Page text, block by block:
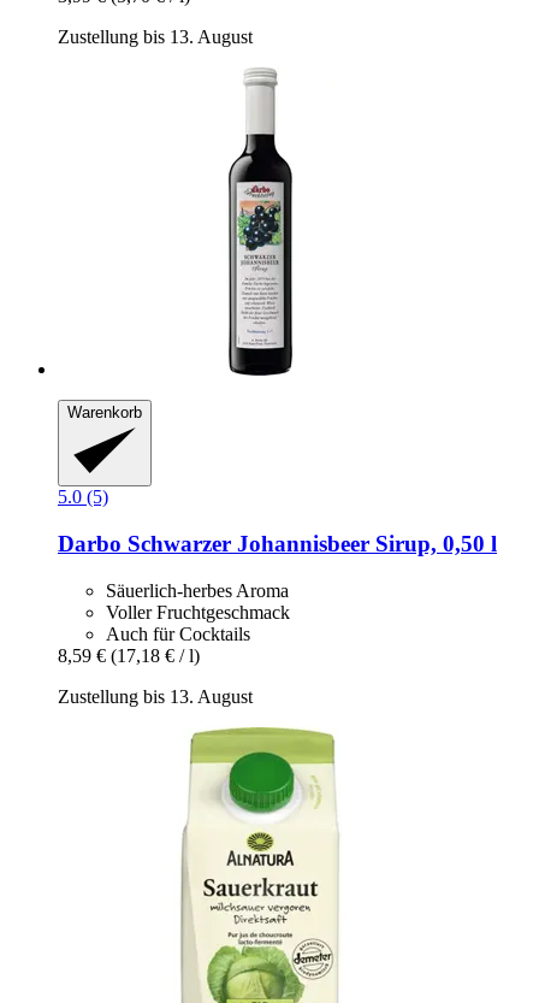
Zustellung bis 13. August
Warenkorb
5.0 (5)
Darbo Schwarzer Johannisbeer Sirup, 0,50 l
Säuerlich-herbes Aroma
Voller Fruchtgeschmack
Auch für Cocktails
8,59 € (17,18 € / l)
Zustellung bis 13. August